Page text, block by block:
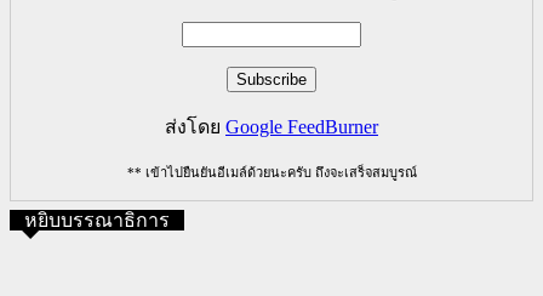
ส่งโดย Google FeedBurner
** เข้าไปยืนยันอีเมล์ด้วยนะครับ ถึงจะเสร็จสมบูรณ์
หยิบบรรณาธิการ